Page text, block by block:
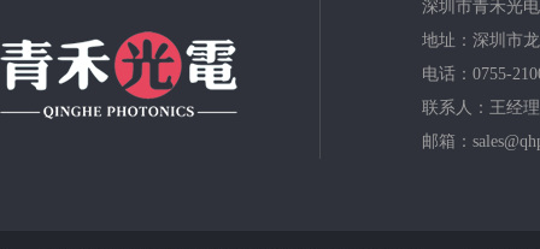
深圳市青禾光
地址：深圳市
电话：0755-
联系人：王经理
邮箱：